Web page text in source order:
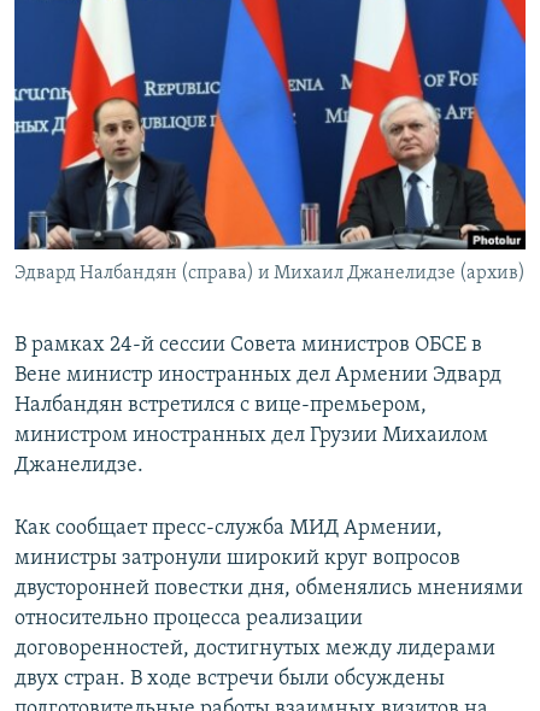
НАГОРНЫЙ КАРАБАХ
КУЛЬТУРА
СПОРТ
АРХИВ
Հայերեն
English
Все сайты Радио Азатутюн
Эдвард Налбандян (справа) и Михаил Джанелидзе (архив)
В рамках 24-й сессии Совета министров ОБСЕ в
Вене министр иностранных дел Армении Эдвард
Налбандян встретился с вице-премьером,
министром иностранных дел Грузии Михаилом
Джанелидзе.
Как сообщает пресс-служба МИД Армении,
министры затронули широкий круг вопросов
двусторонней повестки дня, обменялись мнениями
относительно процесса реализации
договоренностей, достигнутых между лидерами
двух стран. В ходе встречи были обсуждены